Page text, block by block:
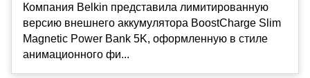
Компания Belkin представила лимитированную
версию внешнего аккумулятора BoostCharge Slim
Magnetic Power Bank 5K, оформленную в стиле
анимационного фи...